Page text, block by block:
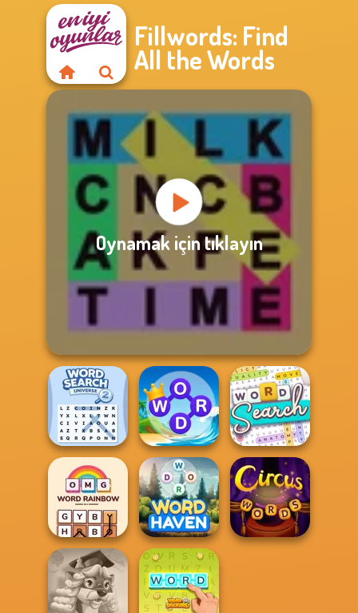
Fillwords: Find
All the Words
Oynamak için tıklayın
Word Search
Universe 2
Word Connect
Puzzle
Word Search
Puzzle
OMG Word
Rainbow
Word Haven